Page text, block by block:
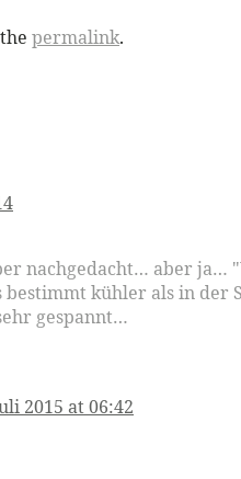
permalink.
nachgedacht… aber ja…
kühler als in der
gespannt…
2015 at 06:42